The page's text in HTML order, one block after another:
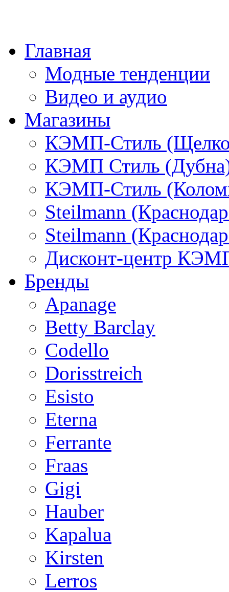
Главная
Модные тенденции
Видео и аудио
Магазины
КЭМП-Стиль
КЭМП Стиль
КЭМП-Стиль
Steilmann
Steilmann
Дисконт-центр
Бренды
Apanage
Betty Barclay
Codello
Dorisstreich
Esisto
Eterna
Ferrante
Fraas
Gigi
Hauber
Kapalua
Kirsten
Lerros